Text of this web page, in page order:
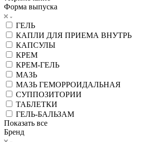
Форма выпуска
ГЕЛЬ
КАПЛИ ДЛЯ ПРИЕМА ВНУТРЬ
КАПСУЛЫ
КРЕМ
КРЕМ-ГЕЛЬ
МАЗЬ
МАЗЬ ГЕМОРРОИДАЛЬНАЯ
СУППОЗИТОРИИ
ТАБЛЕТКИ
ГЕЛЬ-БАЛЬЗАМ
Показать все
Бренд